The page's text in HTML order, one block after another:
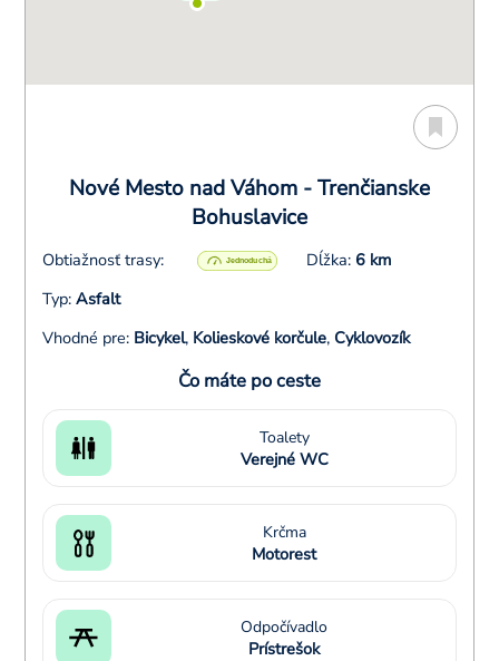
Nové Mesto nad Váhom - Trenčianske
Bohuslavice
Obtiažnosť trasy: Dĺžka: 6 km
Typ: Asfalt
Vhodné pre: Bicykel, Kolieskové korčule, Cyklovozík
Čo máte po ceste
Toalety
Verejné WC
Krčma
Motorest
Odpočívadlo
Prístrešok